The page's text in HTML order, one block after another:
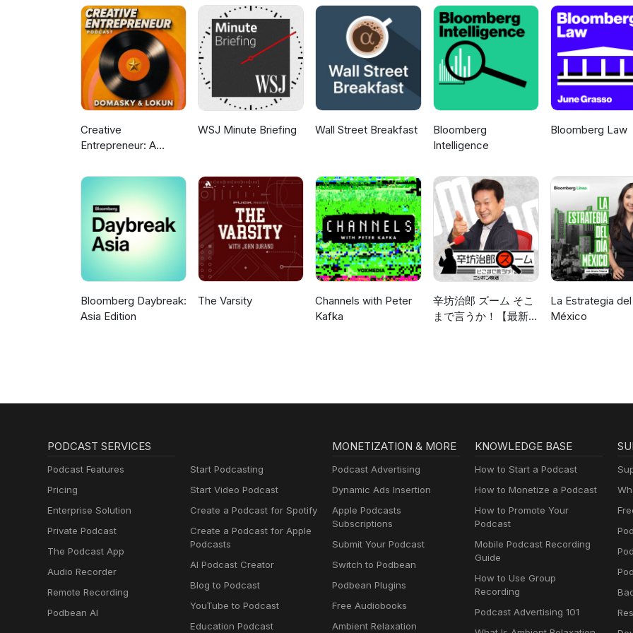
Creative
Entrepreneur: A
Growth and Trending
WSJ Minute Briefing Wall Street Breakfast
Bloomberg
Intelligence
Bloomberg Law
Bloomberg Daybreak:
Asia Edition
The Varsity
Channels with Peter
Kafka
辛坊治郎 ズーム そこ
まで言うか！【最新回
La Estrategia
México
PODCAST SERVICES
Podcast Features
Pricing
Enterprise Solution
Private Podcast
The Podcast App
Audio Recorder
Remote Recording
Podbean AI
Start Podcasting
Start Video Podcast
Create a Podcast for Spotify
Create a Podcast for Apple
Podcasts
AI Podcast Creator
Blog to Podcast
YouTube to Podcast
Education Podcast
MONETIZATION & MORE
Podcast Advertising
Dynamic Ads Insertion
Apple Podcasts
Subscriptions
Submit Your Podcast
Switch to Podbean
Podbean Plugins
Free Audiobooks
Ambient Relaxation
KNOWLEDGE BASE
How to Start a Podcast
How to Monetize a Podcast
How to Promote Your
Podcast
Mobile Podcast Recording
Guide
How to Use Group
Recording
Podcast Advertising 101